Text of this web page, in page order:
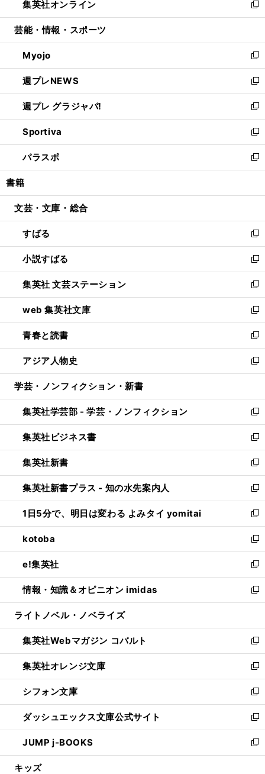
く
で
開
ド
ウ
開
く
ィ
ン
ウ
で
開
く
い
ウ
ン
ド
ウ
で
開
く
集英社オンライン
新
し
ウ
ィ
ン
ド
ウ
で
開
く
芸能・情報・スポーツ
Myojo
新
し
い
ウ
ィ
ン
ド
ウ
で
開
週プレNEWS
新
し
い
ウ
ィ
ン
ド
ウ
開
週プレ グラジャパ!
新
し
い
ウ
ィ
ン
ウ
開
く
Sportiva
新
し
い
ウ
ン
ウ
で
開
く
パラスポ
新
し
ウ
ン
ド
ウ
で
開
く
書籍
文芸・文庫・総合
すばる
新
し
い
ウ
ィ
ン
ド
ウ
で
開
く
小説すばる
新
し
い
ウ
ィ
ン
ド
ウ
で
開
集英社 文芸ステーション
新
し
い
ウ
ィ
ン
ド
ウ
開
く
web 集英社文庫
新
し
い
ウ
ィ
ン
ウ
で
開
く
青春と読書
新
し
い
ウ
ン
ド
ウ
で
開
く
アジア人物史
新
し
ウ
ィ
ン
ド
ウ
で
開
く
学芸・ノンフィクション・新書
集英社学芸部 - 学芸・ノンフィクション
新
し
い
ウ
ィ
ン
ド
ウ
で
開
く
集英社ビジネス書
新
し
い
ウ
ィ
ン
ド
ウ
で
開
く
集英社新書
新
し
い
ウ
ィ
ン
ド
ウ
で
開
く
集英社新書プラス - 知の水先案内人
新
し
い
ウ
ィ
ン
ド
ウ
で
開
1日5分で、明日は変わる よみタイ yomitai
新
し
い
ウ
ィ
ン
ド
ウ
開
く
kotoba
新
し
い
ウ
ィ
ン
ウ
で
開
く
e!集英社
新
し
い
ウ
ン
ド
ウ
で
開
く
情報・知識＆オピニオン imidas
新
し
ウ
ィ
ン
ド
ウ
で
開
く
ライトノベル・ノベライズ
集英社Webマガジン コバルト
新
し
い
ウ
ィ
ン
ド
ウ
で
開
集英社オレンジ文庫
新
し
い
ウ
ィ
ン
ド
ウ
シフォン文庫
新
し
い
ウ
ィ
ン
ダッシュエックス文庫公式サイト
新
し
い
ウ
JUMP j-BOOKS
新
し
キッズ